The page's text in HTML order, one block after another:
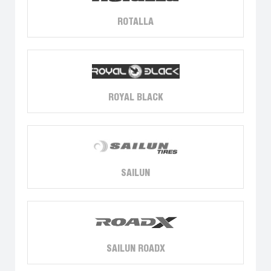
ROTALLA
ROYAL BLACK
SAILUN
SAILUN ROADX